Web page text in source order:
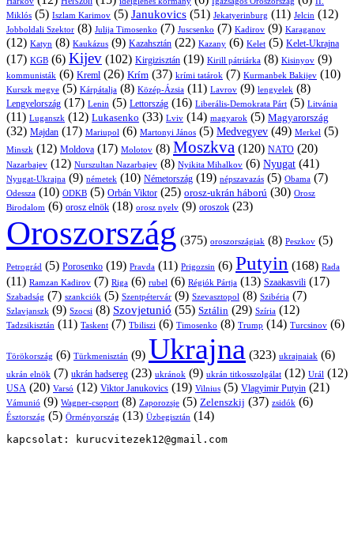
Miklós (5) Iszlam Karimov (5) Janukovics (51) Jekatyerinburg (11) Jelcin (12)
Jobboldali Szektor (8) Julija Timosenko (7) Juscsenko (7) Kadirov (9) Karaganov
(12) Katyn (8) Kaukázus (9) Kazahsztán (22) Kazany (6) Kelet (5) Kelet-Ukrajna
(17) KGB (6) Kijev (102) Kirgizisztán (19) Kirill pátriárka (8) Kisinyov (9)
kommunisták (6) Kreml (26) Krím (37) krími tatárok (7) Kurmanbek Bakijev (10)
Kurszk megye (5) Kárpátalja (8) Közép-Ázsia (11) Lavrov (9) lengyelek (8)
Lengyelország (17) Lenin (5) Lettország (16) Liberális-Demokrata Párt (5) Litvánia
(11) Luganszk (12) Lukasenko (33) Lviv (14) magyarok (5) Magyarország
(32) Majdan (17) Mariupol (6) Martonyi János (5) Medvegyev (49) Merkel (5)
Minszk (12) Moldova (17) Molotov (8) Moszkva (120) NATO (20)
Nazarbajev (12) Nurszultan Nazarbajev (8) Nyikita Mihalkov (6) Nyugat (41)
Nyugat-Ukrajna (9) németek (10) Németország (19) népszavazás (5) Obama (7)
Odessza (10) ODKB (5) Orbán Viktor (25) orosz-ukrán háború (30) Orosz
Birodalom (6) orosz elnök (18) orosz nyelv (9) oroszok (23)
Oroszország (375) oroszországiak (8) Peszkov (5)
Petrográd (5) Porosenko (19) Pravda (11) Prigozsin (6) Putyin (168) Rada
(11) Ramzan Kadirov (7) Riga (6) rubel (6) Régiók Pártja (13) Szaakasvili (17)
Szabadság (7) szankciók (5) Szentpétervár (9) Szevasztopol (8) Szibéria (7)
Szlavjanszk (9) Szocsi (8) Szovjetunió (55) Sztálin (29) Szíria (12)
Tadzsikisztán (11) Taskent (7) Tbiliszi (6) Timosenko (8) Trump (14) Turcsinov (6)
Törökország (6) Türkmenisztán (9) Ukrajna (323) ukrajnaiak (6)
ukrán elnök (7) ukrán hadsereg (23) ukránok (9) ukrán titkosszolgálat (12) Urál (12)
USA (20) Varsó (12) Viktor Janukovics (19) Vilnius (5) Vlagyimir Putyin (21)
Vámunió (9) Wagner-csoport (8) Zaporozsje (5) Zelenszkij (37) zsidók (6)
Észtország (5) Örményország (13) Üzbegisztán (14)
kapcsolat: kurucvitezek12@gmail.com